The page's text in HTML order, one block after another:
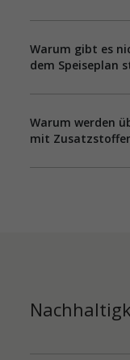
Warum gibt es
dem Speiseplan
Warum werden
mit